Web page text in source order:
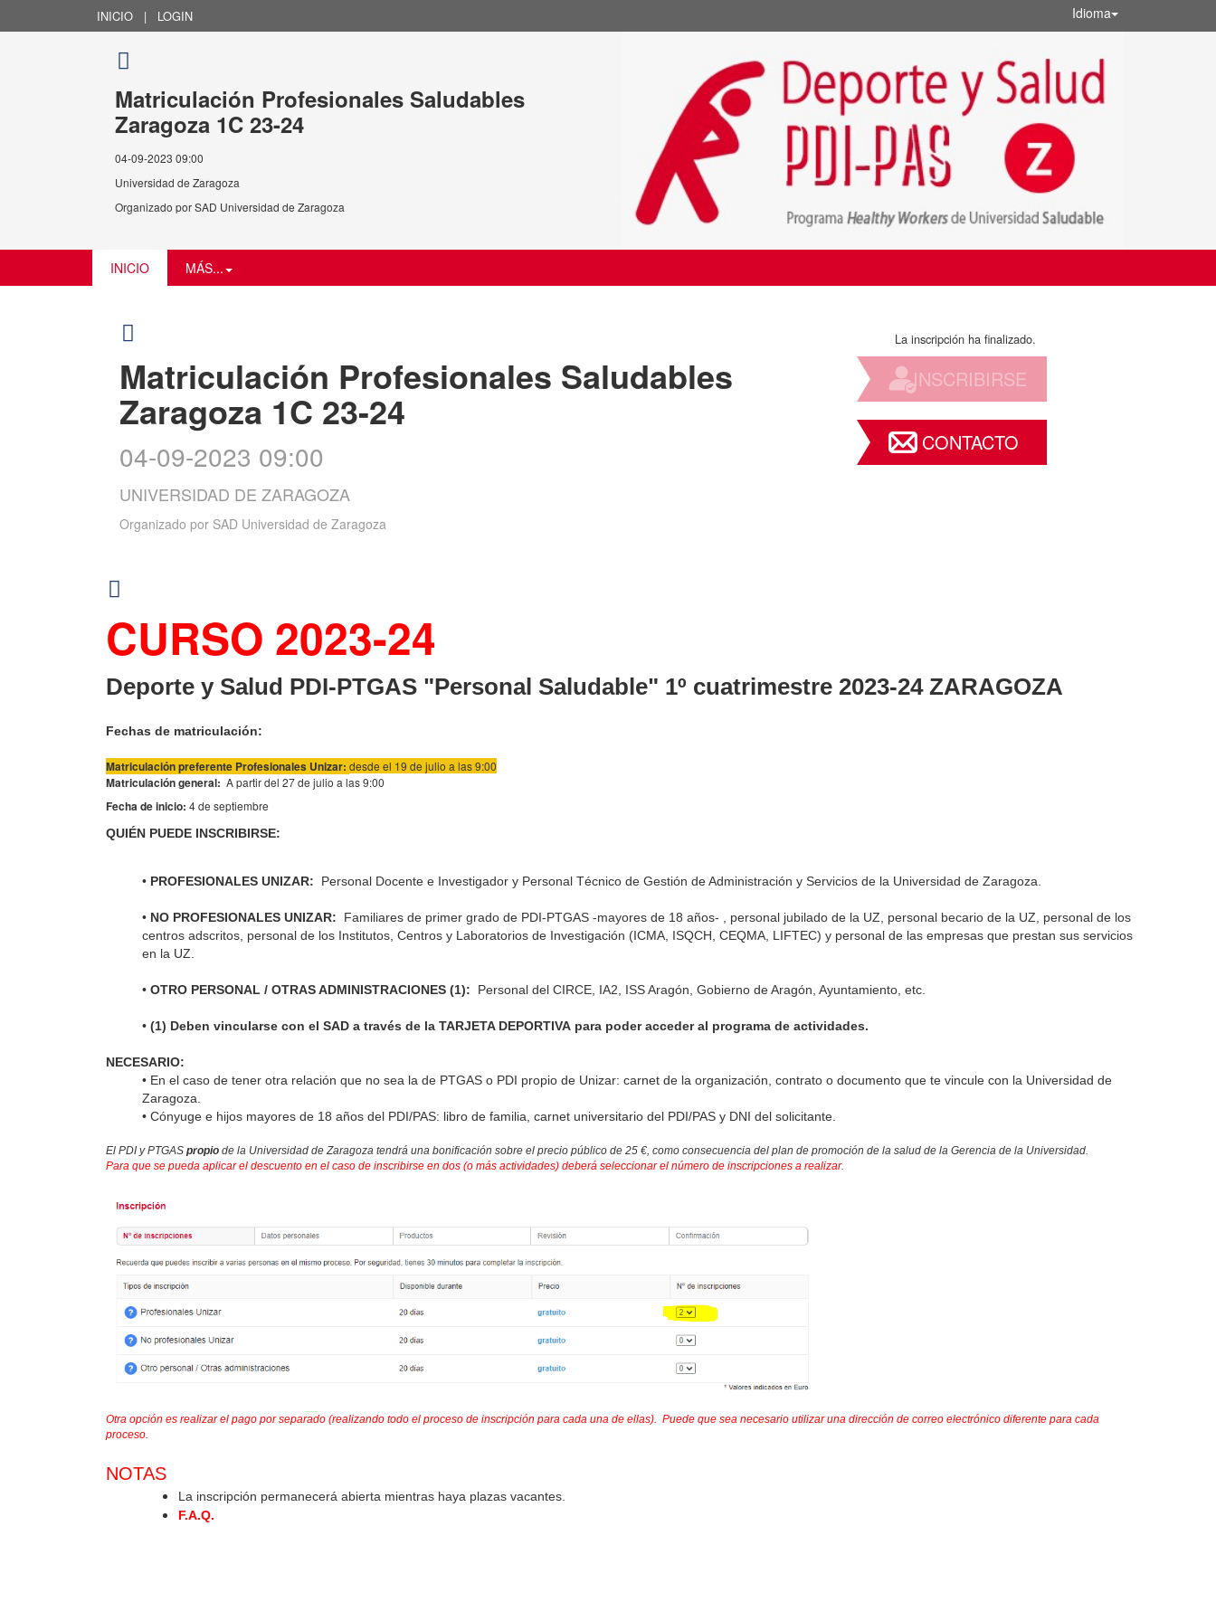
INICIO | LOGIN Idioma
Matriculación Profesionales Saludables
Zaragoza 1C 23-24
04-09-2023 09:00
Universidad de Zaragoza
Organizado porSAD Universidad de Zaragoza
INICIO MÁS...
Matriculación Profesionales Saludables
Zaragoza 1C 23-24
04-09-2023 09:00
UNIVERSIDAD DE ZARAGOZA
Organizado por SAD Universidad de Zaragoza
La inscripción ha finalizado.
INSCRIBIRSE
CONTACTO
CURSO 2023-24
Deporte y Salud PDI-PTGAS "Personal Saludable" 1º cuatrimestre 2023-24 ZARAGOZA
Fechas de matriculación:
Matriculación preferente Profesionales Unizar: desde el 19 de julio a las 9:00
Matriculacióngeneral: A partir del 27 de julio a las 9:00
Fecha de inicio: 4 de septiembre
QUIÉN PUEDE INSCRIBIRSE:
• PROFESIONALES UNIZAR: Personal Docente e Investigador y Personal Técnico de Gestión de Administración y Servicios de la Universidad de Zaragoza.
• NO PROFESIONALES UNIZAR: Familiares de primer grado de PDI-PTGAS -mayores de 18 años- , personal jubilado de la UZ, personal becario de la UZ, personal de los
centros adscritos, personal de los Institutos, Centros y Laboratorios de Investigación (ICMA, ISQCH, CEQMA, LIFTEC) y personal de las empresas que prestan sus servicios
en la UZ.
• OTRO PERSONAL / OTRAS ADMINISTRACIONES (1): Personal del CIRCE, IA2, ISS Aragón, Gobierno de Aragón, Ayuntamiento, etc.
• (1) Deben vincularse con el SAD a través de la TARJETA DEPORTIVA para poder acceder al programa de actividades.
NECESARIO:
• En el caso de tener otra relación que no sea la de PTGAS o PDI propio de Unizar: carnet de la organización, contrato o documento que te vincule con la Universidad de
Zaragoza.
• Cónyuge e hijos mayores de 18 años del PDI/PAS: libro de familia, carnet universitario del PDI/PAS y DNI del solicitante.
El PDI y PTGAS propio de la Universidad de Zaragoza tendrá una bonificación sobre el precio público de 25 €, como consecuencia del plan de promoción de la salud de la Gerencia de la Universidad.
Para que se pueda aplicar el descuento en el caso de inscribirse en dos (o más actividades) deberá seleccionar el número de inscripciones a realizar.
Otra opción es realizar el pago por separado (realizando todo el proceso de inscripción para cada una de ellas). Puede que sea necesario utilizar una dirección de correo electrónico diferente para cada
proceso.
NOTAS
La inscripción permanecerá abierta mientras haya plazas vacantes.
F.A.Q.